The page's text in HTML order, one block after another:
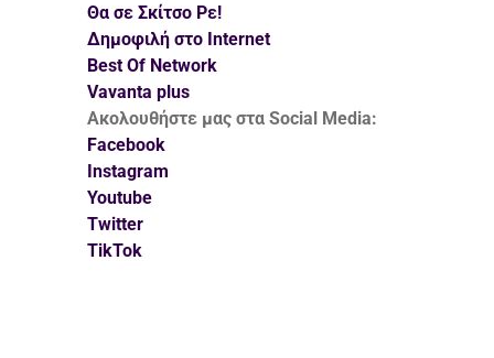
Θα σε Σκίτσο Ρε!
Δημοφιλή στο Internet
Best Of Network
Vavanta plus
Ακολουθήστε μας στα Social Media:
Facebook
Instagram
Youtube
Twitter
TikTok